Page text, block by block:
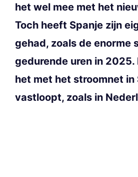
het wel mee met het
Toch heeft Spanje zijn
gehad, zoals de enorme
gedurende uren in 2025.
het met het stroomnet in
vastloopt, zoals in